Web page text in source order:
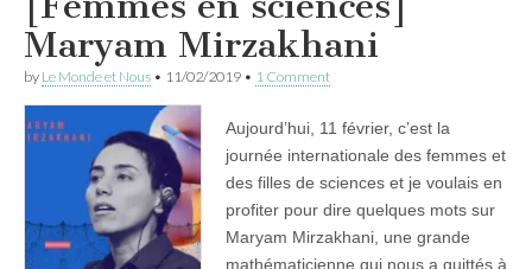
Maryam Mirzakhani
by Le Monde et Nous • 11/02/2019 • 1 Comment
Aujourd’hui, 11 février, c’est la
journée internationale des femmes et
des filles de sciences et je voulais en
profiter pour dire quelques mots sur
Maryam Mirzakhani, une grande
mathématicienne qui nous a quittés à